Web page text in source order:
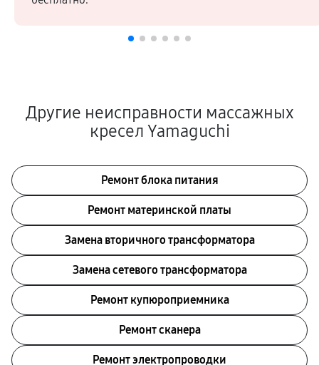
Другие неисправности массажных
кресел Yamaguchi
Ремонт блока питания
Ремонт материнской платы
Замена вторичного трансформатора
Замена сетевого трансформатора
Ремонт купюроприемника
Ремонт сканера
Ремонт электропроводки